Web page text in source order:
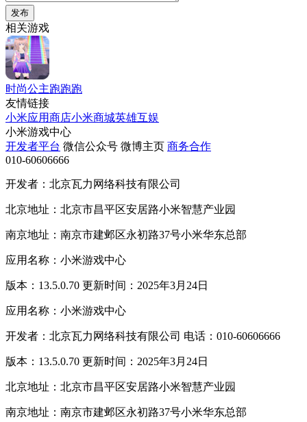
发布
相关游戏
时尚公主跑跑跑
友情链接
小米应用商店小米商城英雄互娱
小米游戏中心
开发者平台 微信公众号 微博主页 商务合作
010-60606666
开发者：北京瓦力网络科技有限公司
北京地址：北京市昌平区安居路小米智慧产业园
南京地址：南京市建邺区永初路37号小米华东总部
应用名称：小米游戏中心
版本：13.5.0.70 更新时间：2025年3月24日
应用名称：小米游戏中心
开发者：北京瓦力网络科技有限公司 电话：010-60606666
版本：13.5.0.70 更新时间：2025年3月24日
北京地址：北京市昌平区安居路小米智慧产业园
南京地址：南京市建邺区永初路37号小米华东总部